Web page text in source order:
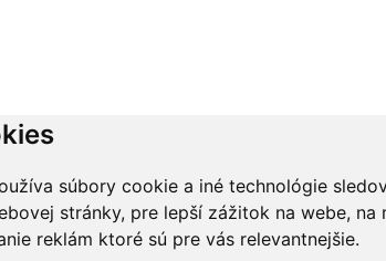
súbory cookie a iné technológie
stránky, pre lepší zážitok na webe, na
reklám ktoré sú pre vás relevantnejšie.
Kontakt
Nastavenie súkromia